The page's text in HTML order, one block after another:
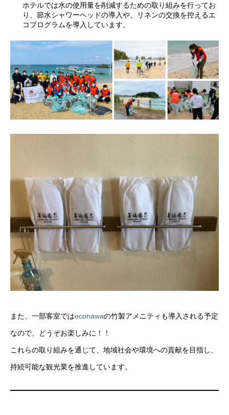
ホテルでは水の使用量を削減するための取り組みを行ってお
り、節水シャワーヘッドの導入や、リネンの交換を控えるエ
コプログラムを導入しています。
また、一部客室ではeconawaの竹製アメニティも導入される予定
なので、どうぞお楽しみに！！
これらの取り組みを通じて、地域社会や環境への貢献を目指し、
持続可能な観光業を推進しています。